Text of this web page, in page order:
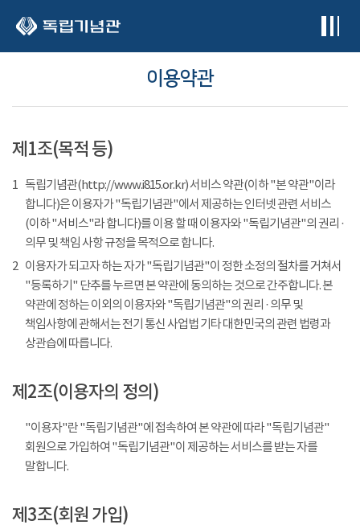
이용약관
제1조(목적 등)
1 독립기념관(http://www.i815.or.kr) 서비스 약관(이하 "본 약관"이라
합니다)은 이용자가 "독립기념관"에서 제공하는 인터넷 관련 서비스
(이하 "서비스"라 합니다)를 이용 할 때 이용자와 "독립기념관"의 권리 ·
의무 및 책임 사항 규정을 목적으로 합니다.
2 이용자가 되고자 하는 자가 "독립기념관"이 정한 소정의 절차를 거쳐서
"등록하기" 단추를 누르면 본 약관에 동의하는 것으로 간주합니다. 본
약관에 정하는 이외의 이용자와 "독립기념관"의 권리 · 의무 및
책임사항에 관해서는 전기 통신 사업법 기타 대한민국의 관련 법령과
상관습에 따릅니다.
제2조(이용자의 정의)
"이용자"란 "독립기념관"에 접속하여 본 약관에 따라 "독립기념관"
회원으로 가입하여 "독립기념관"이 제공하는 서비스를 받는 자를
말합니다.
제3조(회원 가입)